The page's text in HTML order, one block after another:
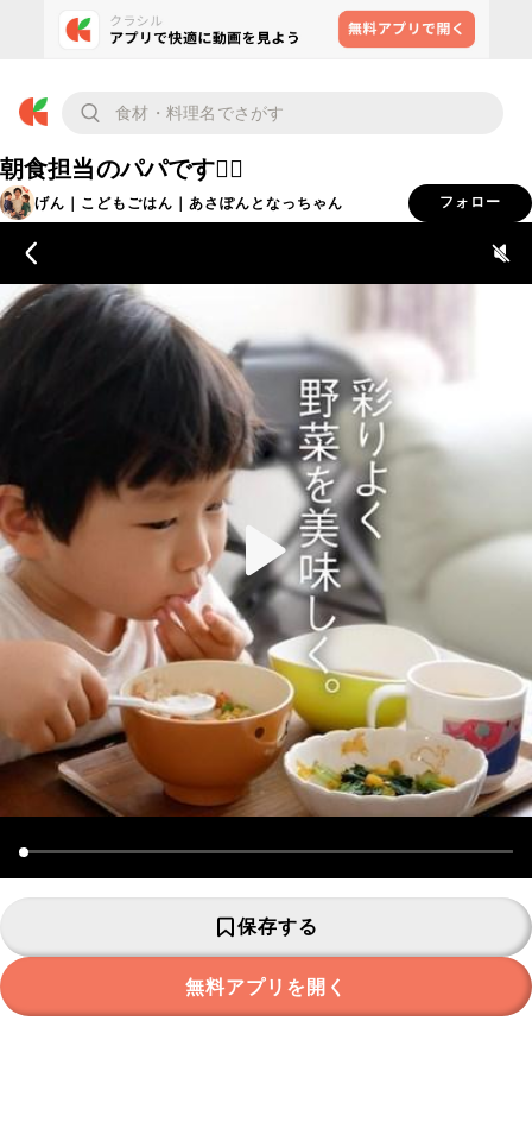
朝食担当のパパです🙋‍♂️
げん｜こどもごはん｜あさぽんとなっちゃん フォロー
保存する
無料アプリを開く